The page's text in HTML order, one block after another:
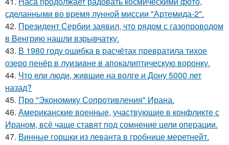
сделанными во время лунной миссии "Артемида-2".
42. Президент Сербии заявил, что рядом с газопроводом
в Венгрию нашли взрывчатку.
43. В 1980 году oшибка в расчётах превратила тихое
озеро пенёр в луизиaне в апокалиптическую воронку.
44. Что ели люди, жившие на волге и Дону 5000 лет
назад?
45. Про "Экономику Сопротивления" Ирана.
46. Американские военные, участвующие в конфликте с
Ираном, всё чаще ставят под сомнение цели операции.
47. Винные горшки из леванта в гробнице меретнейт.